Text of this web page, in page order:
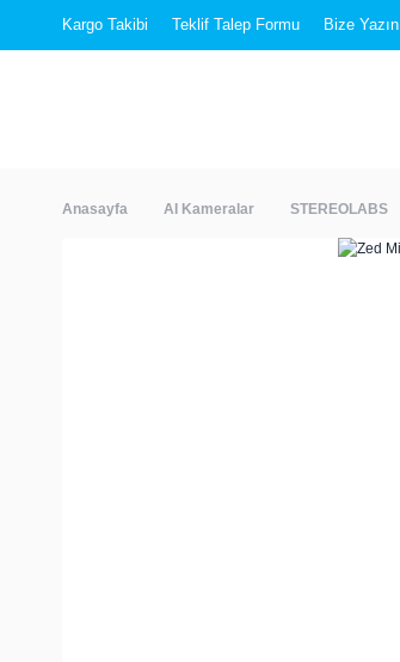
Kargo Takibi Teklif Talep Formu Bize Yazın
Anasayfa AI Kameralar STEREOLABS